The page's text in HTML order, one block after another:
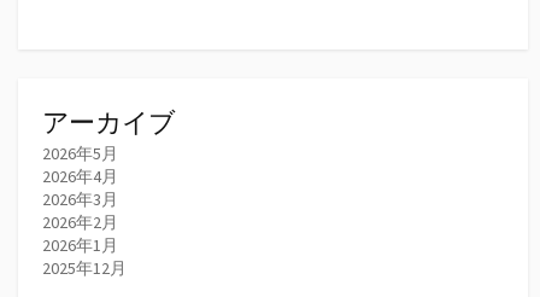
アーカイブ
2026年5月
2026年4月
2026年3月
2026年2月
2026年1月
2025年12月